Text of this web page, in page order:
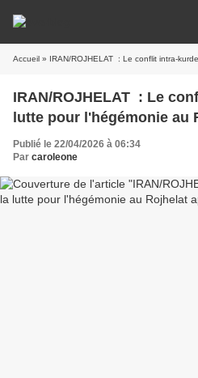
Accueil » IRAN/ROJHELAT : Le conflit intra-kurde et la
IRAN/ROJHELAT : Le
lutte pour l'hégémonie au
Publié le 22/04/2026 à 06:34
Par caroleone